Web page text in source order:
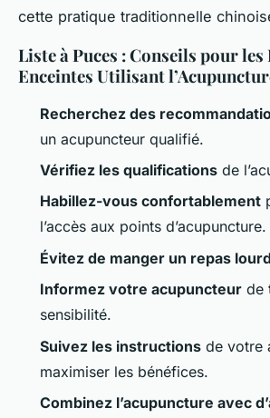
cette pratique traditionnelle
Liste à Puces : Conseils pour les
Enceintes Utilisant
Recherchez des
un acupuncteur qualifié.
Vérifiez les qualifications de
Habillez-vous confortablement
l’accès aux points d’acupuncture.
Évitez de manger un repas lourd
Informez votre acupuncteur de
sensibilité.
Suivez les instructions de votre
maximiser les bénéfices.
Combinez l’acupuncture avec